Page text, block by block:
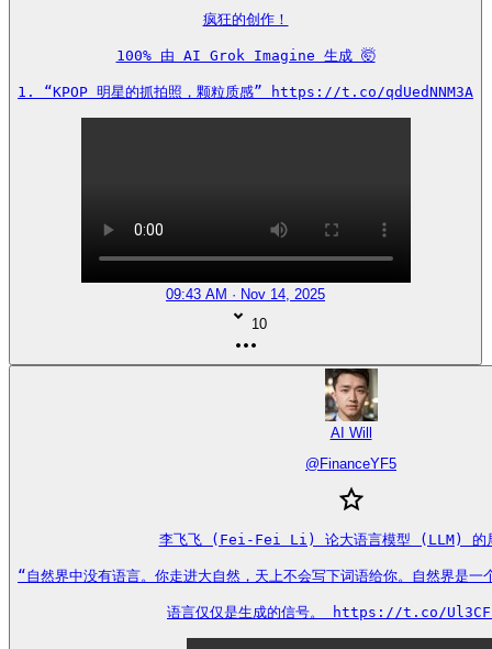
疯狂的创作！
100% 由 AI Grok Imagine 生成 🤯
1. “KPOP 明星的抓拍照，颗粒质感” https://t.co/qdUedNNM3A
09:43 AM · Nov 14, 2025
10
AI Will
@ FinanceYF5
李飞飞 (Fei-Fei Li) 论大语言模型 (LLM) 的
“自然界中没有语言。你走进大自然，天上不会写下词语给你。自然界是
语言仅仅是生成的信号。 https://t.co/